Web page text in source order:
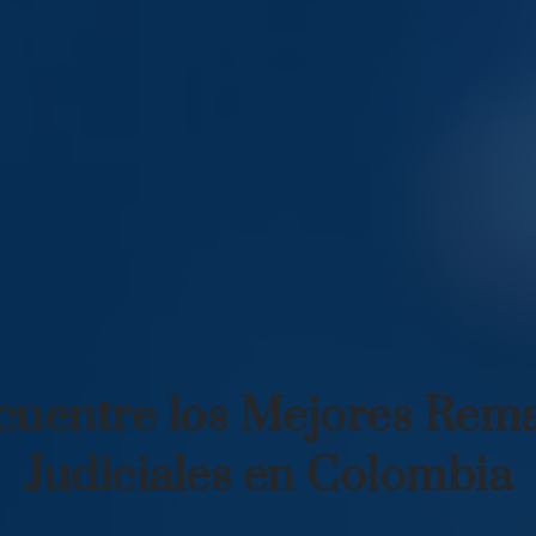
los Mejores
Judiciales en Colombia